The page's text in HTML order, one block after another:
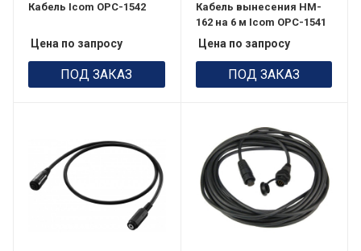
Кабель Icom OPC-1542
Цена по запросу
ПОД ЗАКАЗ
Кабель вынесения HM-
162 на 6 м Icom OPC-1541
Цена по запросу
ПОД ЗАКАЗ